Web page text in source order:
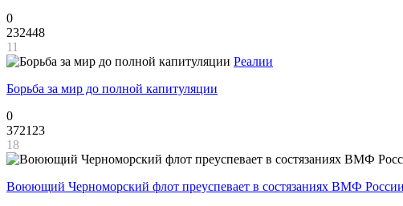
0
232448
11
Реалии
Борьба за мир до полной капитуляции
0
372123
18
Воюющий Черноморский флот преуспевает в состязаниях ВМФ России